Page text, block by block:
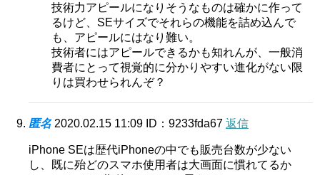
技術力アピールになりそうなものは確かに作って
るけど、SEサイズでそれらの機能を詰め込んで
も、アピールにはなり難い。
技術者にはアピールできるかも知れんが、一般消
費者にとって視覚的に分かりやすい進化がない限
りは買わせられんぞ？
匿名 2020.02.15 11:09 ID：9233fda67 返信
iPhone SEは歴代iPhoneの中でも販売台数が少ない
し、既に殆どのスマホ使用者は大画面に慣れてるか